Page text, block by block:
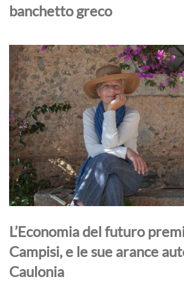
banchetto greco
L’Economia del futuro
Campisi, e le sue arance
Caulonia